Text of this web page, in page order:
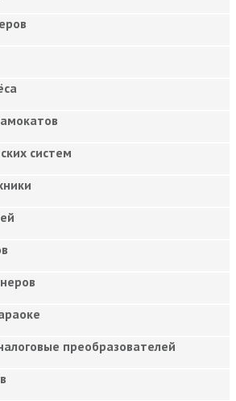
систем
преобразователей